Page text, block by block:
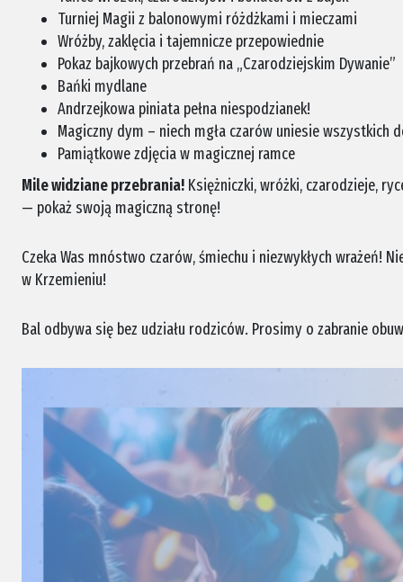
Turniej Magii z balonowymi różdżkami i mieczami
Wróżby, zaklęcia i tajemnicze przepowiednie
Pokaz bajkowych przebrań na „Czarodziejskim Dywanie”
Bańki mydlane
Andrzejkowa piniata pełna niespodzianek!
Magiczny dym – niech mgła czarów uniesie wszystkich
Pamiątkowe zdjęcia w magicznej ramce
Mile widziane przebrania! Księżniczki, wróżki, czarodzieje,
— pokaż swoją magiczną stronę!
Czeka Was mnóstwo czarów, śmiechu i niezwykłych wrażeń!
w Krzemieniu!
Bal odbywa się bez udziału rodziców. Prosimy o zabranie